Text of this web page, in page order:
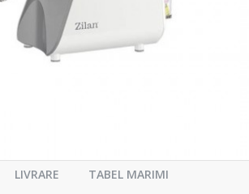
LIVRARE TABEL MARIMI